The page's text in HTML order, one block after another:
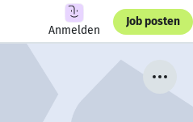
Anmelden
Job posten